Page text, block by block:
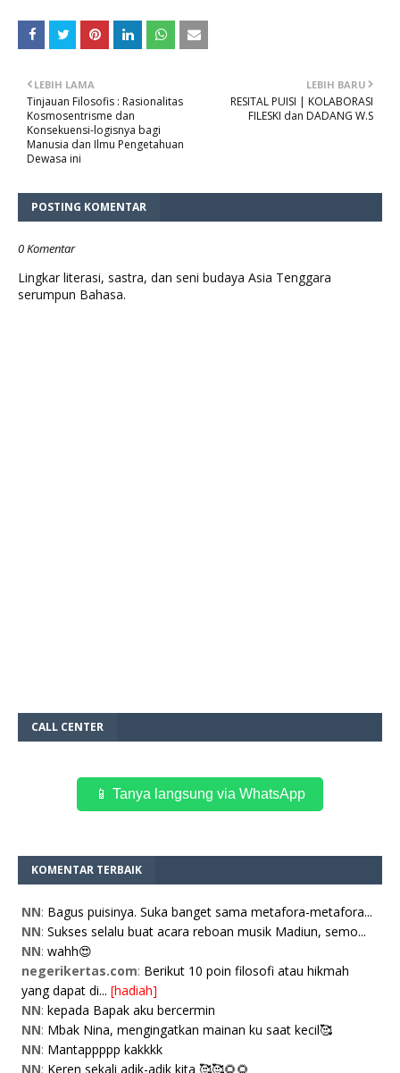
LEBIH BARU
RESITAL PUISI | KOLABORASI
FILESKI dan DADANG W.S
LEBIH LAMA
Tinjauan Filosofis : Rasionalitas
Kosmosentrisme dan
Konsekuensi-logisnya bagi
Manusia dan Ilmu Pengetahuan
Dewasa ini
POSTING KOMENTAR
0 Komentar
Lingkar literasi, sastra, dan seni budaya Asia Tenggara
serumpun Bahasa.
CALL CENTER
📱 Tanya langsung via WhatsApp
KOMENTAR TERBAIK
NN: Bagus puisinya. Suka banget sama metafora-metafora...
NN: Sukses selalu buat acara reboan musik Madiun, semo...
NN: wahh😍
negerikertas.com: Berikut 10 poin filosofi atau hikmah
yang dapat di... [hadiah]
NN: kepada Bapak aku bercermin
NN: Mbak Nina, mengingatkan mainan ku saat kecil🥰
NN: Mantappppp kakkkk
NN: Keren sekali adik-adik kita 🥰🥰🌻🌻